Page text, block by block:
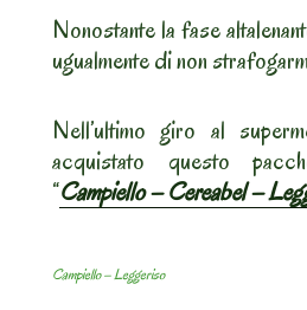
Nonostante la fase
ugualmente di non
Nell’ultimo giro al
acquistato questo
“Campiello – Cereabel –
Campiello – Leggeriso